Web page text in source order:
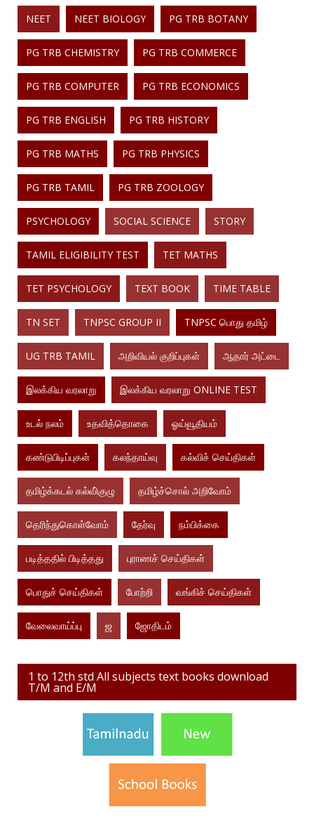
NEET NEET BIOLOGY PG TRB BOTANY
PG TRB CHEMISTRY PG TRB COMMERCE
PG TRB COMPUTER PG TRB ECONOMICS
PG TRB ENGLISH PG TRB HISTORY
PG TRB MATHS PG TRB PHYSICS
PG TRB TAMIL PG TRB ZOOLOGY
PSYCHOLOGY SOCIAL SCIENCE STORY
TAMIL ELIGIBILITY TEST TET MATHS
TET PSYCHOLOGY TEXT BOOK TIME TABLE
TN SET TNPSC GROUP II TNPSC பொது தமிழ்
UG TRB TAMIL அறிவியல் குறிப்புகள் ஆதார் அட்டை
இலக்கிய வரலாறு இலக்கிய வரலாறு ONLINE TEST
உடல் நலம் உதவித்தொகை ஓய்வூதியம்
கண்டுபிடிப்புகள் கலந்தாய்வு கல்விச் செய்திகள்
தமிழ்க்கடல் கல்வி்குழு தமிழ்ச்சொல் அறிவோம்
தெரிந்துகொள்வோம் தேர்வு நம்பிக்கை
படித்ததில் பிடித்தது புராணச் செய்திகள்
பொதுச் செய்திகள் போற்றி வங்கிச் செய்திகள்
வேலைவாய்ப்பு ஜ ஜோதிடம்
1 to 12th std All subjects text books download
T/M and E/M